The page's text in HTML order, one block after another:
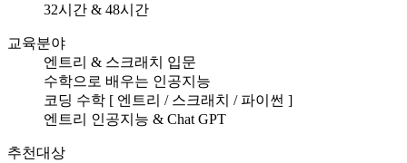
32시간 & 48시간
교육분야
엔트리 & 스크래치 입문
수학으로 배우는 인공지능
코딩 수학 [ 엔트리 / 스크래치 / 파이썬 ]
엔트리 인공지능 & Chat GPT
추천대상